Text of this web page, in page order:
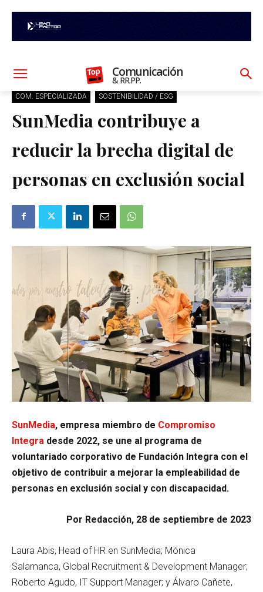
Comunicación
& RR.PP.
COM. ESPECIALIZADA SOSTENIBILIDAD / ESG
SunMedia contribuye a
reducir la brecha digital de
personas en exclusión social
SunMedia, empresa miembro de Compromiso
Integra desde 2022, se une al programa de
voluntariado corporativo de Fundación Integra con el
objetivo de contribuir a mejorar la empleabilidad de
personas en exclusión social y con discapacidad.
Por Redacción, 28 de septiembre de 2023
Laura Abis, Head of HR en SunMedia; Mónica
Salamanca, Global Recruitment & Development Manager;
Roberto Agudo, IT Support Manager; y Álvaro Cañete,